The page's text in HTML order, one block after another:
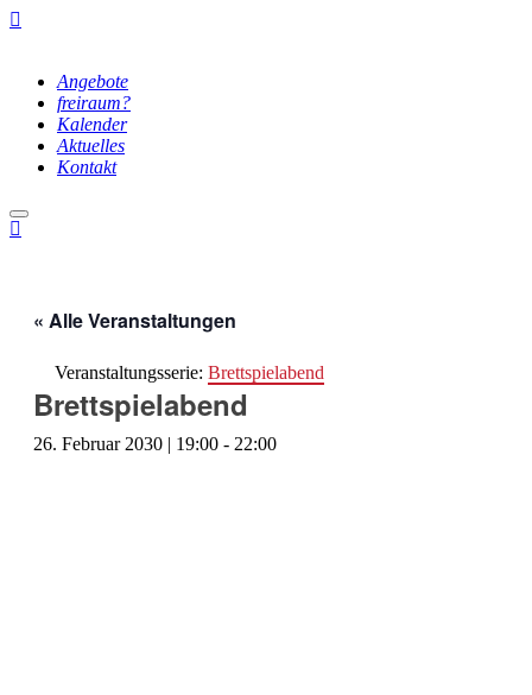
Angebote
freiraum?
Kalender
Aktuelles
Kontakt
Hauptmenü
« Alle Veranstaltungen
Veranstaltungsserie: Brettspielabend
Brettspielabend
26. Februar 2030 | 19:00 - 22:00